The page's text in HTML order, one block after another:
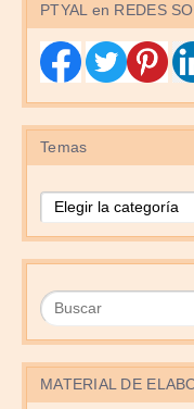
PTYAL en REDES
Temas
MATERIAL DE